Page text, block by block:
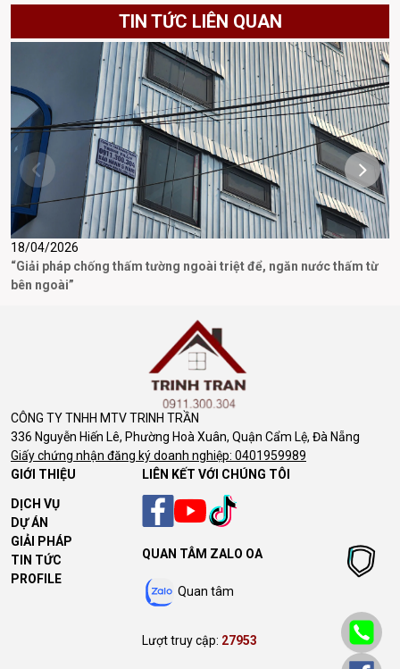
TIN TỨC LIÊN QUAN
18/04/2026
“Giải pháp chống thấm tường ngoài triệt để, ngăn nước thấm từ
bên ngoài”
CÔNG TY TNHH MTV TRINH TRẦN
336 Nguyễn Hiến Lê, Phường Hoà Xuân, Quận Cẩm Lệ, Đà Nẵng
Giấy chứng nhận đăng ký doanh nghiệp: 0401959989
GIỚI THIỆU
DỊCH VỤ
DỰ ÁN
GIẢI PHÁP
TIN TỨC
PROFILE
LIÊN KẾT VỚI CHÚNG TÔI
QUAN TÂM ZALO OA
Quan tâm
Lượt truy cập: 27953